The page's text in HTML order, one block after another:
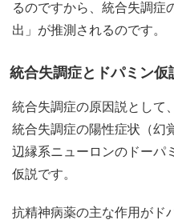
るのですから、統合失調症
出」が推測されるのです。
統合失調症とドパミン仮
統合失調症の原因説として
統合失調症の陽性症状（幻
辺縁系ニューロンのドーパ
仮説です。
抗精神病薬の主な作用がド